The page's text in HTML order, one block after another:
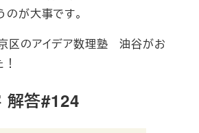
が大事です。
区のアイデア数理塾 油谷がお
解答#124